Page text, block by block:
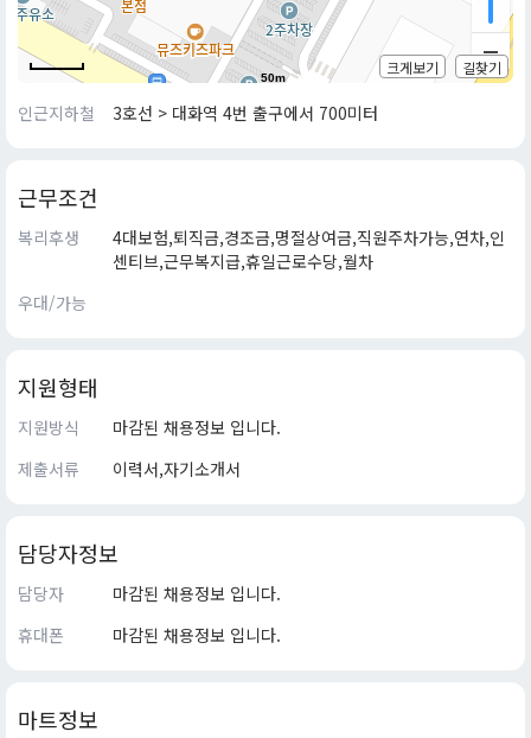
50m
크게보기 길찾기
인근지하철 3호선 > 대화역 4번 출구에서 700미터
근무조건
복리후생
4대보험,퇴직금,경조금,명절상여금,직원주차가능,연차,인
센티브,근무복지급,휴일근로수당,월차
우대/가능
지원형태
지원방식
마감된 채용정보 입니다.
제출서류
이력서,자기소개서
담당자정보
담당자
마감된 채용정보 입니다.
휴대폰
마감된 채용정보 입니다.
마트정보